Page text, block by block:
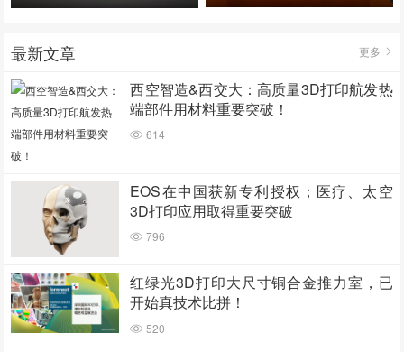
最新文章 更多
西空智造&西交大：高质量3D打印航发热
端部件用材料重要突破！
614
EOS在中国获新专利授权；医疗、太空
3D打印应用取得重要突破
796
红绿光3D打印大尺寸铜合金推力室，已
开始真技术比拼！
520